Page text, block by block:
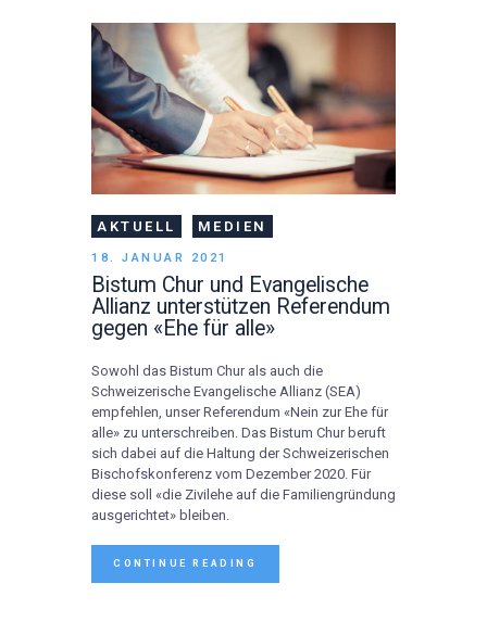
AKTUELL MEDIEN
18. JANUAR 2021
Bistum Chur und Evangelische
Allianz unterstützen Referendum
gegen «Ehe für alle»
Sowohl das Bistum Chur als auch die
Schweizerische Evangelische Allianz (SEA)
empfehlen, unser Referendum «Nein zur Ehe für
alle» zu unterschreiben. Das Bistum Chur beruft
sich dabei auf die Haltung der Schweizerischen
Bischofskonferenz vom Dezember 2020. Für
diese soll «die Zivilehe auf die Familiengründung
ausgerichtet» bleiben.
CONTINUE READING